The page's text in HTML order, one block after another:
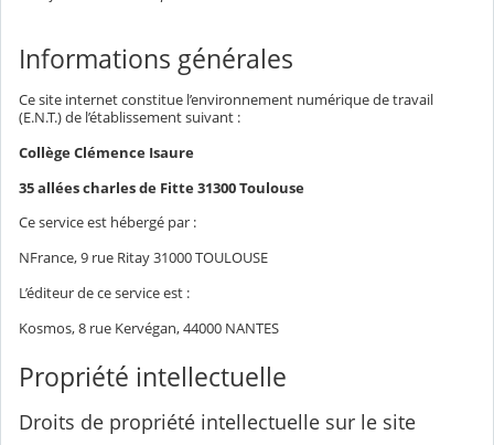
Informations générales
Ce site internet constitue l’environnement numérique de travail
(E.N.T.) de l’établissement suivant :
Collège Clémence Isaure
35 allées charles de Fitte 31300 Toulouse
Ce service est hébergé par :
NFrance, 9 rue Ritay 31000 TOULOUSE
L’éditeur de ce service est :
Kosmos, 8 rue Kervégan, 44000 NANTES
Propriété intellectuelle
Droits de propriété intellectuelle sur le site